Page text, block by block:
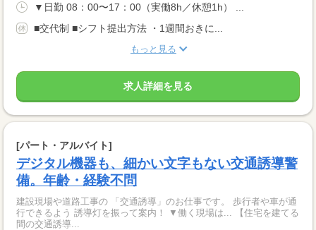
▼日勤 08：00〜17：00（実働8h／休憩1h） ...
■交代制 ■シフト提出方法 ・1週間おきに...
もっと見る
求人詳細を見る
[パート・アルバイト]
デジタル機器も、細かい文字もない交通誘導警
備。年齢・経験不問
建設現場や道路工事の 「交通誘導」のお仕事です。 歩行者や車が通
行できるよう 誘導灯を振って案内！ ▼働く現場は... 【住宅を建てる
間の交通誘導...